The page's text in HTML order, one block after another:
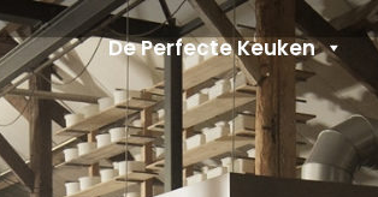
Header
Rechts
De Perfecte Keuken